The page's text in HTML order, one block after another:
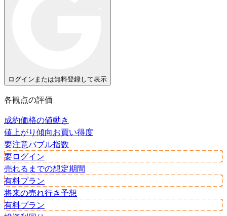
ログインまたは無料登録して表示
各観点の評価
成約価格の値動き
値上がり傾向お買い得度
要注意バブル指数
要ログイン
売れるまでの想定期間
有料プラン
将来の売れ行き予想
有料プラン